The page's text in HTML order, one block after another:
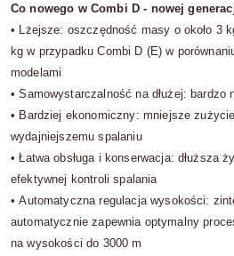
Co nowego w Combi D - nowej
•
Lżejsze: oszczędność masy o około 3
kg w przypadku Combi D (E) w
modelami
• Samowystarczalność na dłużej: bardzo
• Bardziej ekonomiczny: mniejsze
wydajniejszemu spalaniu
• Łatwa obsługa i konserwacja: dłuższa
efektywnej kontroli spalania
• Automatyczna regulacja wysokości:
automatycznie zapewnia optymalny
na wysokości do 3000 m